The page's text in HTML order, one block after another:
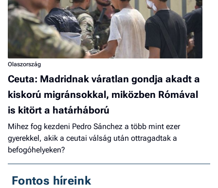
Olaszország
Ceuta: Madridnak váratlan gondja akadt a
kiskorú migránsokkal, miközben Rómával
is kitört a határháború
Mihez fog kezdeni Pedro Sánchez a több mint ezer
gyerekkel, akik a ceutai válság után ottragadtak a
befogóhelyeken?
Fontos híreink